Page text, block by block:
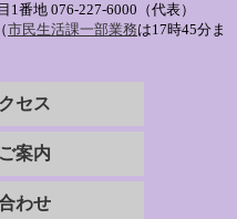
1番地 076-227-6000（代表）
市民生活課一部業務は17時45分ま
セス
案内
わせ